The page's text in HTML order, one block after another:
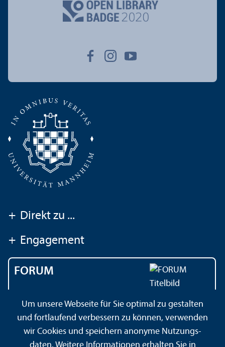
+ Direkt zu ...
+ Engagement
FORUM
Universität Mannheim
Um unsere Webseite für Sie optimal zu gestalten
und fortlaufend verbessern zu können, verwenden
wir Cookies und speichern anonyme Nutzungs­